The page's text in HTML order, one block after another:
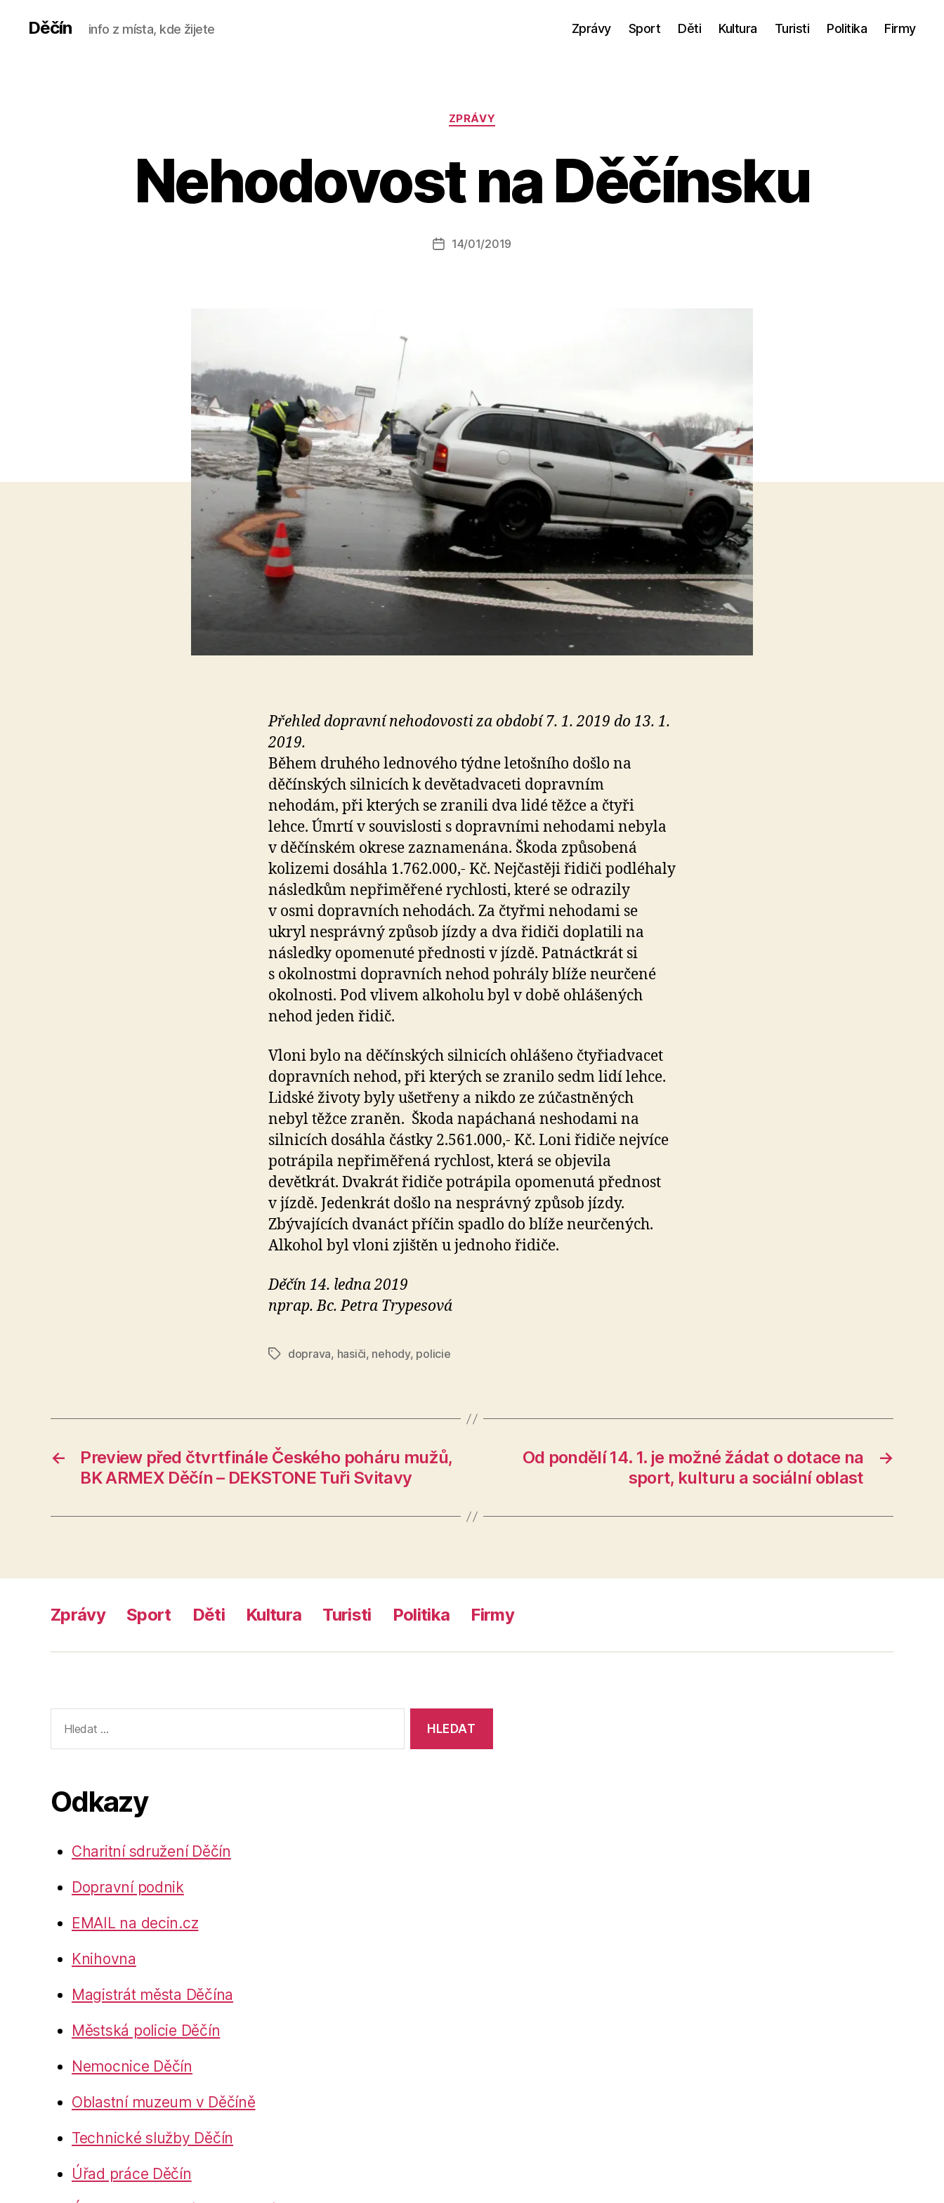
Děčín info z místa, kde žijete Zprávy Sport Děti Kultura Turisti Politika Firmy
Rubriky
ZPRÁVY
Nehodovost na Děčínsku
Autor
u
a
Datum
14/01/2019
Přehled dopravní nehodovosti za období 7. 1. 2019 do 13. 1.
2019.
Během druhého lednového týdne letošního došlo na
děčínských silnicích k devětadvaceti dopravním
nehodám, při kterých se zranili dva lidé těžce a čtyři
lehce. Úmrtí v souvislosti s dopravními nehodami nebyla
v děčínském okrese zaznamenána. Škoda způsobená
kolizemi dosáhla 1.762.000,- Kč. Nejčastěji řidiči podléhaly
následkům nepřiměřené rychlosti, které se odrazily
v osmi dopravních nehodách. Za čtyřmi nehodami se
ukryl nesprávný způsob jízdy a dva řidiči doplatili na
následky opomenuté přednosti v jízdě. Patnáctkrát si
s okolnostmi dopravních nehod pohrály blíže neurčené
okolnosti. Pod vlivem alkoholu byl v době ohlášených
nehod jeden řidič.
Vloni bylo na děčínských silnicích ohlášeno čtyřiadvacet
dopravních nehod, při kterých se zranilo sedm lidí lehce.
Lidské životy byly ušetřeny a nikdo ze zúčastněných
nebyl těžce zraněn. Škoda napáchaná neshodami na
silnicích dosáhla částky 2.561.000,- Kč. Loni řidiče nejvíce
potrápila nepřiměřená rychlost, která se objevila
devětkrát. Dvakrát řidiče potrápila opomenutá přednost
v jízdě. Jedenkrát došlo na nesprávný způsob jízdy.
Zbývajících dvanáct příčin spadlo do blíže neurčených.
Alkohol byl vloni zjištěn u jednoho řidiče.
Děčín 14. ledna 2019
nprap. Bc. Petra Trypesová
Štítkydoprava, hasiči, nehody, policie
←
Preview před čtvrtfinále Českého poháru mužů,
BK ARMEX Děčín – DEKSTONE Tuři Svitavy
→
Od pondělí 14. 1. je možné žádat o dotace na
sport, kulturu a sociální oblast
Zprávy Sport Děti Kultura Turisti Politika Firmy
vyhledávání:
Odkazy
Charitní sdružení Děčín
Dopravní podnik
EMAIL na decin.cz
Knihovna
Magistrát města Děčína
Městská policie Děčín
Nemocnice Děčín
Oblastní muzeum v Děčíně
Technické služby Děčín
Úřad práce Děčín